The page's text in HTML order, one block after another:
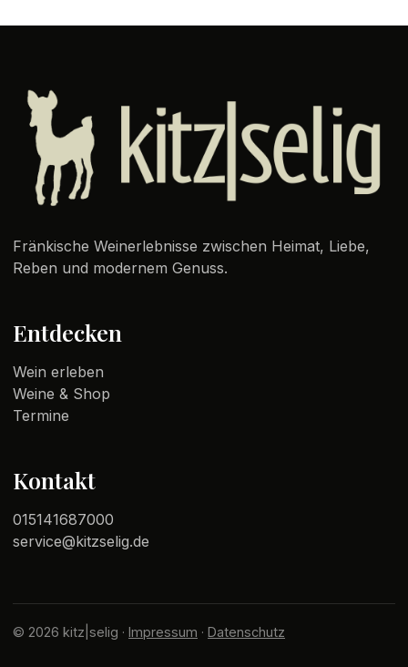
Fränkische Weinerlebnisse zwischen Heimat, Liebe,
Reben und modernem Genuss.
Entdecken
Wein erleben
Weine & Shop
Termine
Kontakt
015141687000
service@kitzselig.de
© 2026 kitz|selig · Impressum · Datenschutz